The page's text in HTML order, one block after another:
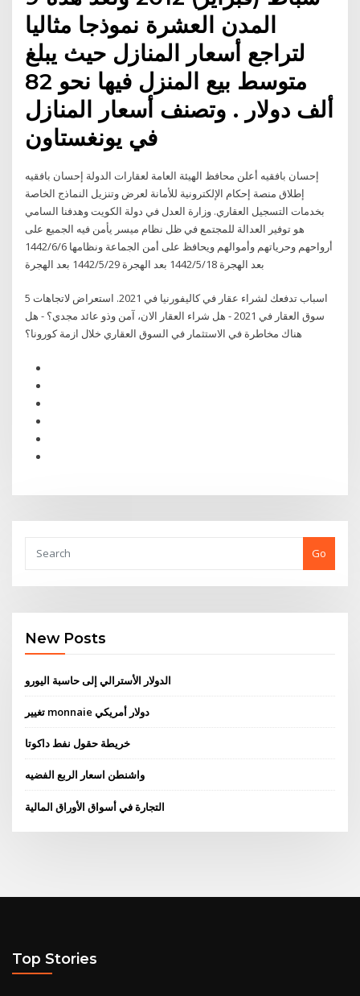
المدن العشرة نموذجا مثاليا
لتراجع أسعار المنازل حيث يبلغ
متوسط بيع المنزل فيها نحو 82
ألف دولار . وتصنف أسعار المنازل
إحسان بافقيه أعلن محافظ الهيئة العامة لعقارات الدولة إحسان بافقيه
إطلاق منصة إحكام الإلكترونية للأمانة لعرض وتنزيل النماذج الخاصة
بخدمات التسجيل العقاري. وزارة العدل في دولة الكويت وهدفنا السامي
هو توفير العدالة للمجتمع في ظل نظام ميسر يأمن فيه الجميع على
أرواحهم وحرياتهم وأموالهم ويحافظ على أمن الجماعة ونظامها 6‏‏/6‏‏/1442
بعد الهجرة 18‏‏/5‏‏/1442 بعد الهجرة 29‏‏/5‏‏/1442 بعد الهجرة
5 اسباب تدفعك لشراء عقار في كاليفورنيا في 2021. استعراض لاتجاهات
سوق العقار في 2021 - هل شراء العقار الان، آمن وذو عائد مجدي؟ - هل
هناك مخاطرة في الاستثمار في السوق العقاري خلال ازمة كورونا؟
Go
New Posts
الدولار الأسترالي إلى حاسبة اليورو
تغيير monnaie دولار أمريكي
خريطة حقول نفط داكوتا
واشنطن اسعار الربع الفضيه
التجارة في أسواق الأوراق المالية
Top Stories